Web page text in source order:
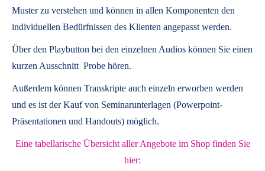
Muster zu verstehen und können in allen Komponenten den
individuellen Bedürfnissen des Klienten angepasst werden.
Über den Playbutton bei den einzelnen Audios können Sie einen
kurzen Ausschnitt Probe hören.
Außerdem können Transkripte auch einzeln erworben werden
und es ist der Kauf von Seminarunterlagen (Powerpoint-
Präsentationen und Handouts) möglich.
Eine tabellarische Übersicht aller Angebote im Shop finden Sie
hier: